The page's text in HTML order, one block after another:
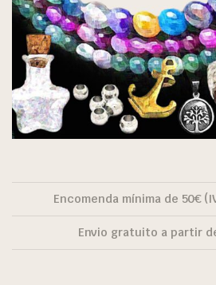
Encomenda mínima de 50€
Envio gratuito a partir